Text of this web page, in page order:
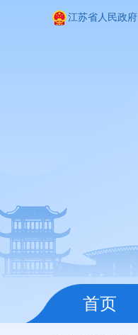
江苏省人民政府
首页